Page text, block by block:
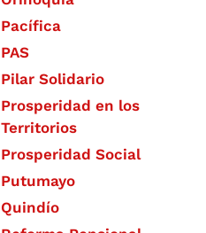
Pacífica
PAS
Pilar Solidario
Prosperidad en los
Territorios
Prosperidad Social
Putumayo
Quindío